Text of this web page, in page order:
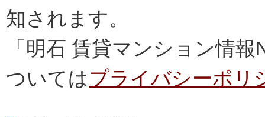
知されます。
「明石 賃貸マンション情
ついてはプライバシーポリ